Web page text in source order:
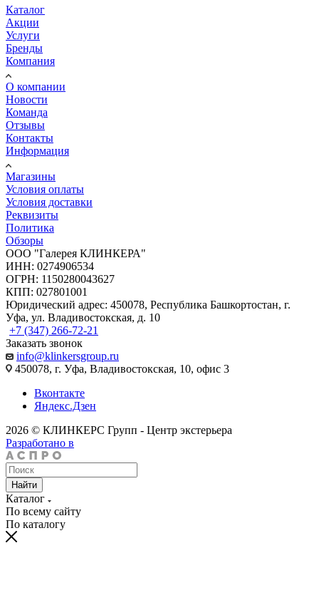
Каталог
Акции
Услуги
Бренды
Компания
О компании
Новости
Команда
Отзывы
Контакты
Информация
Магазины
Условия оплаты
Условия доставки
Реквизиты
Политика
Обзоры
ООО "Галерея КЛИНКЕРА"
ИНН: 0274906534
ОГРН: 1150280043627
КПП: 027801001
Юридический адрес: 450078, Республика Башкортостан, г.
Уфа, ул. Владивостокская, д. 10
+7 (347) 266-72-21
Заказать звонок
info@klinkersgroup.ru
450078, г. Уфа, Владивостокская, 10, офис 3
Вконтакте
Яндекс.Дзен
2026 © КЛИНКЕРС Групп - Центр экстерьера
Разработано в
Найти
Каталог
По всему сайту
По каталогу